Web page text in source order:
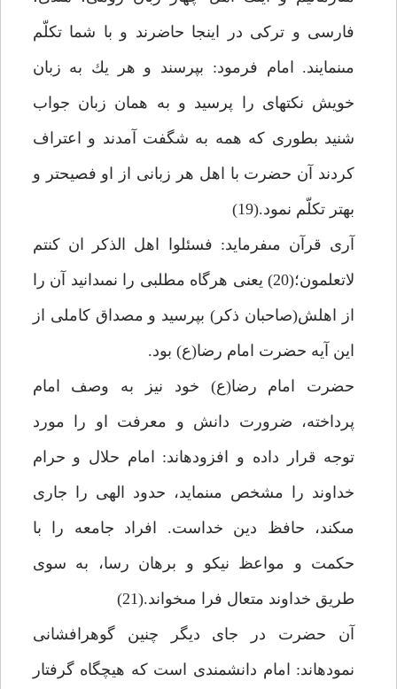
فارسى و تركى در اينجا حاضرند و با شما تكلّم
مى‏نمايند. امام فرمود: بپرسند و هر يك به زبان
خويش نكته‏اى را پرسيد و به همان زبان جواب
شنيد بطورى كه همه به شگفت آمدند و اعتراف
كردند آن حضرت با اهل هر زبانى از او فصيح‏تر و
بهتر تكلّم نمود.(19)
آرى قرآن مى‏فرمايد: فسئلوا اهل الذكر ان كنتم
لاتعلمون؛(20) يعنى هرگاه مطلبى را نمى‏دانيد آن را
از اهلش(صاحبان ذكر) بپرسيد و مصداق كاملى از
اين آيه حضرت امام رضا(ع) بود.
حضرت امام رضا(ع) خود نيز به وصف امام
پرداخته، ضرورت دانش و معرفت او را مورد
توجه قرار داده و افزوده‏اند: امام حلال و حرام
خداوند را مشخص مى‏نمايد، حدود الهى را جارى
مى‏كند، حافظ دين خداست. افراد جامعه را با
حكمت و مواعظ نيكو و برهان رسا، به سوى
طريق خداوند متعال فرا مى‏خواند.(21)
آن حضرت در جاى ديگر چنين گوهرافشانى
نموده‏اند: امام دانشمندى است كه هيچ‏گاه گرفتار